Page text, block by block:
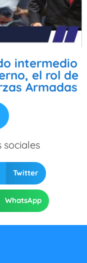
intermedio
el rol de
Armadas
sociales
Twitter
WhatsApp